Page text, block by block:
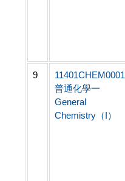
9
11401CHEM0001
普通化學一
General
Chemistry（I）